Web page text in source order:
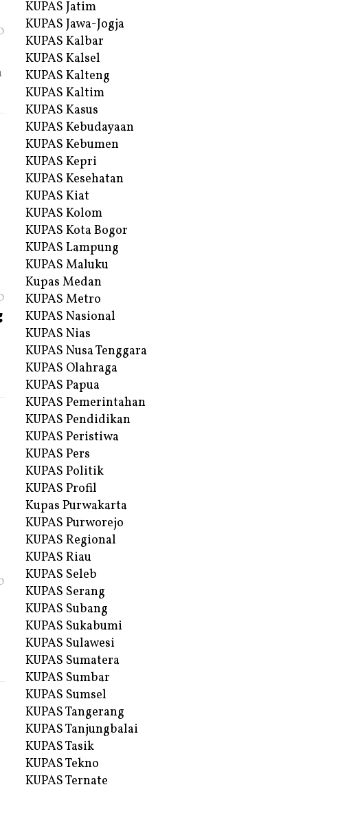
KUPAS Jatim
KUPAS Jawa-Jogja
KUPAS Kalbar
KUPAS Kalsel
KUPAS Kalteng
KUPAS Kaltim
KUPAS Kasus
KUPAS Kebudayaan
KUPAS Kebumen
KUPAS Kepri
KUPAS Kesehatan
KUPAS Kiat
KUPAS Kolom
KUPAS Kota Bogor
KUPAS Lampung
KUPAS Maluku
Kupas Medan
KUPAS Metro
KUPAS Nasional
KUPAS Nias
KUPAS Nusa Tenggara
KUPAS Olahraga
KUPAS Papua
KUPAS Pemerintahan
KUPAS Pendidikan
KUPAS Peristiwa
KUPAS Pers
KUPAS Politik
KUPAS Profil
Kupas Purwakarta
KUPAS Purworejo
KUPAS Regional
KUPAS Riau
KUPAS Seleb
KUPAS Serang
KUPAS Subang
KUPAS Sukabumi
KUPAS Sulawesi
KUPAS Sumatera
KUPAS Sumbar
KUPAS Sumsel
KUPAS Tangerang
KUPAS Tanjungbalai
KUPAS Tasik
KUPAS Tekno
KUPAS Ternate